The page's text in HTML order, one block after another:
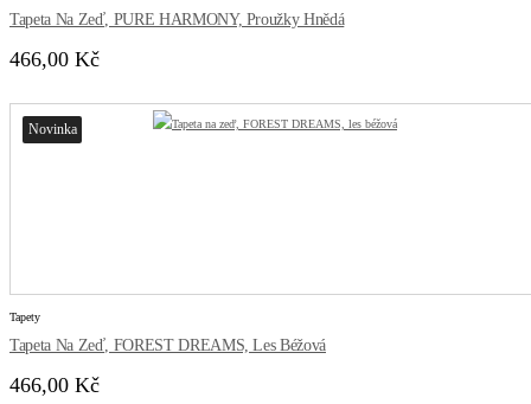
Tapeta Na Zeď, PURE HARMONY, Proužky Hnědá
466,00 Kč
Novinka
Tapety
Tapeta Na Zeď, FOREST DREAMS, Les Béžová
466,00 Kč